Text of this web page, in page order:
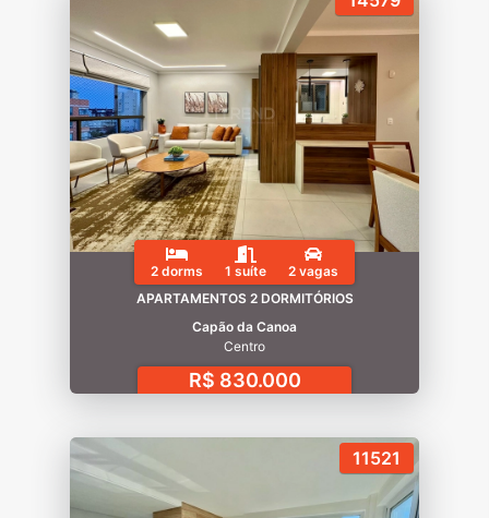
2 dorms 1 suíte
2 vagas
APARTAMENTOS 2 DORMITÓRIOS
Capão da Canoa
Centro
R$ 830.000
11521